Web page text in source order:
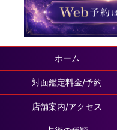
ホーム
対面鑑定料金/予約
店舗案内/アクセス